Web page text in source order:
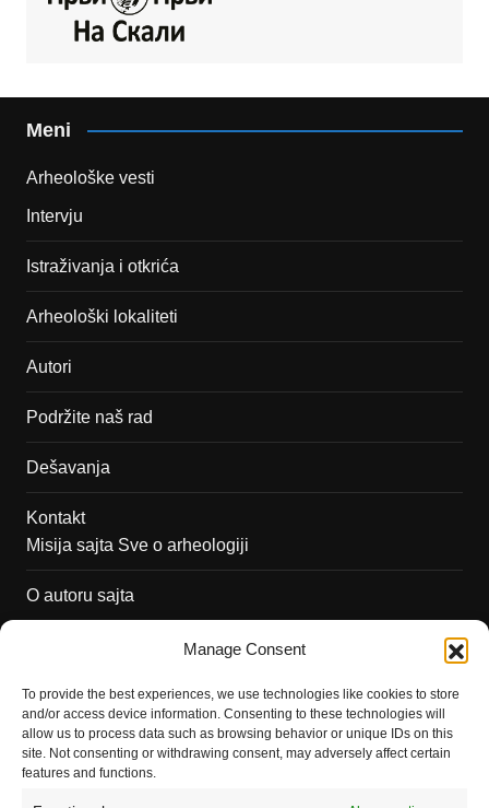
Manage Consent
To provide the best experiences, we use technologies like cookies to store
and/or access device information. Consenting to these technologies will
allow us to process data such as browsing behavior or unique IDs on this
site. Not consenting or withdrawing consent, may adversely affect certain
features and functions.
Meni
Arheološke vesti
Intervju
Istraživanja i otkrića
Arheološki lokaliteti
Autori
Podržite naš rad
Dešavanja
Kontakt
Misija sajta Sve o arheologiji
O autoru sajta
Saradnja